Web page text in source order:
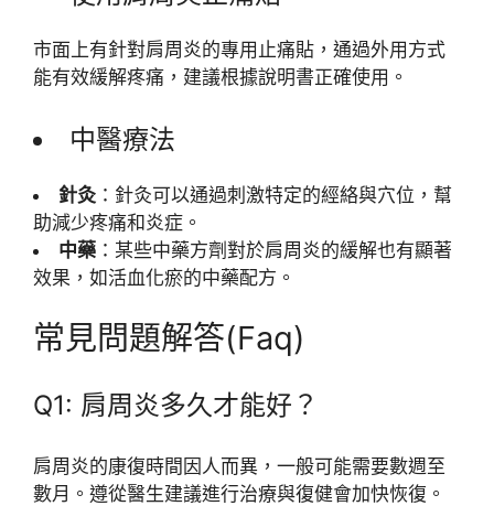
市面上有針對肩周炎的專用止痛貼，通過外用方式
能有效緩解疼痛，建議根據說明書正確使用。
中醫療法
針灸 ：針灸可以通過刺激特定的經絡與穴位，幫
助減少疼痛和炎症。
中藥 ：某些中藥方劑對於肩周炎的緩解也有顯著
效果，如活血化瘀的中藥配方。
常見問題解答(Faq)
Q1: 肩周炎多久才能好？
肩周炎的康復時間因人而異，一般可能需要數週至
數月。遵從醫生建議進行治療與復健會加快恢復。